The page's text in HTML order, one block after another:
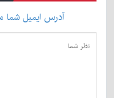
آدرس ایمیل شما